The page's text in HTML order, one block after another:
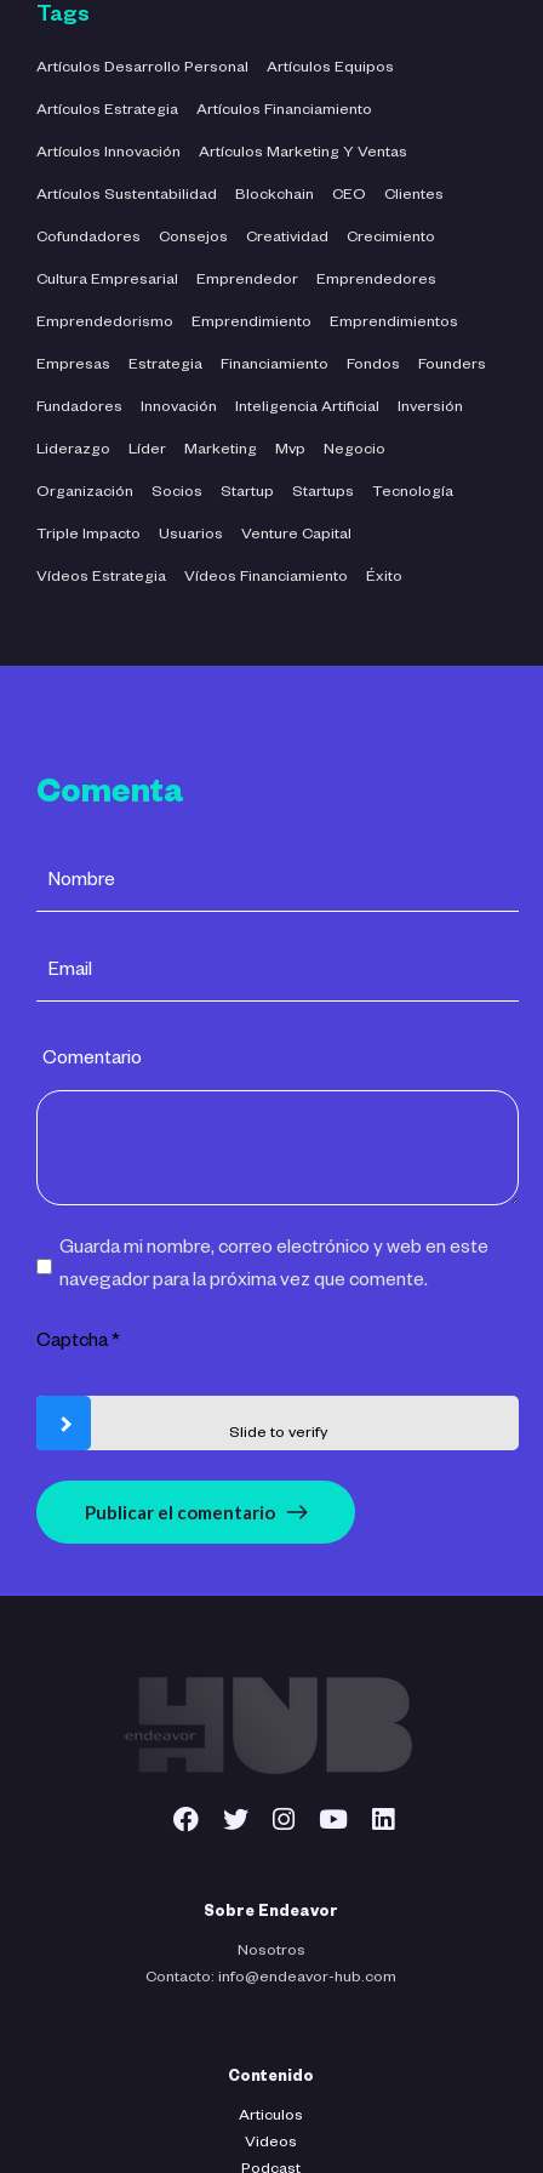
Tags
Artículos Desarrollo Personal Artículos Equipos
Artículos Estrategia Artículos Financiamiento
Artículos Innovación Artículos Marketing Y Ventas
Artículos Sustentabilidad Blockchain CEO Clientes
Cofundadores Consejos Creatividad Crecimiento
Cultura Empresarial Emprendedor Emprendedores
Emprendedorismo Emprendimiento Emprendimientos
Empresas Estrategia Financiamiento Fondos Founders
Fundadores Innovación Inteligencia Artificial Inversión
Liderazgo Líder Marketing Mvp Negocio
Organización Socios Startup Startups Tecnología
Triple Impacto Usuarios Venture Capital
Vídeos Estrategia Vídeos Financiamiento Éxito
Comenta
Comentario
Guarda mi nombre, correo electrónico y web en este
navegador para la próxima vez que comente.
Captcha*
Slide to verify
Publicar el comentario
Sobre Endeavor
Nosotros
Contacto: info@endeavor-hub.com
Contenido
Articulos
Videos